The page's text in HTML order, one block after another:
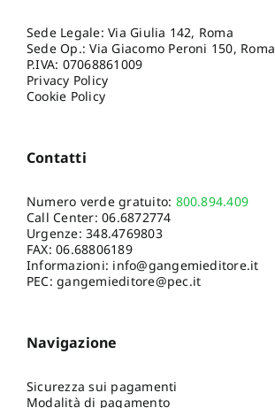
Sede Legale: Via Giulia 142, Roma
Sede Op.: Via Giacomo Peroni 150, Roma
P.IVA: 07068861009
Privacy Policy
Cookie Policy
Contatti
Numero verde gratuito: 800.894.409
Call Center:06.6872774
Urgenze:348.4769803
FAX: 06.68806189
Informazioni: info@gangemieditore.it
PEC: gangemieditore@pec.it
Navigazione
Sicurezza sui pagamenti
Modalità di pagamento